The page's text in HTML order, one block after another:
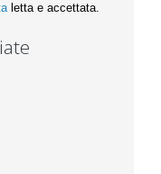
letta e accettata.